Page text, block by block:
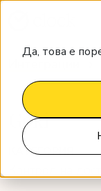
Да, това е
Goki
КАТЕГОРИЯ